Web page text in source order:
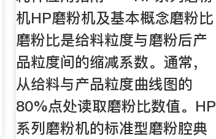
机HP磨粉机及基本概念磨粉比
磨粉比是给料粒度与磨粉后产
品粒度间的缩减系数。通常，
从给料与产品粒度曲线图的
80%点处读取磨粉比数值。HP
系列磨粉机的标准型磨粉腔典